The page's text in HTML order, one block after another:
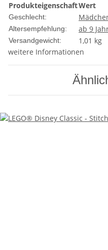
ProdukteigenschaftWert
Geschlecht:
Altersempfehlung: ab 9
Versandgewicht:
1,01 kg
weitere Informationen